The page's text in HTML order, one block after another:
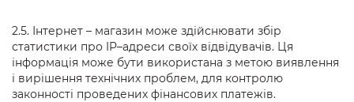
2.5. Інтернет – магазин може здійснювати збір
статистики про IP–адреси своїх відвідувачів. Ця
інформація може бути використана з метою виявлення
і вирішення технічних проблем, для контролю
законності проведених фінансових платежів.